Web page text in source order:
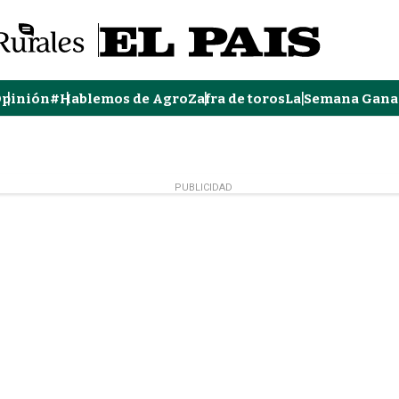
#Hablemos de AgroZafra de torosLa Semana
PUBLICIDAD